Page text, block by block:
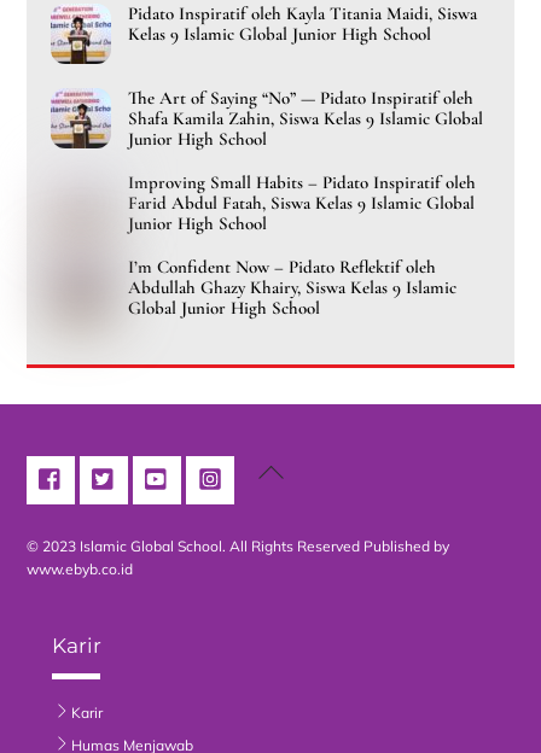
Pidato Inspiratif oleh Kayla Titania Maidi, Siswa
Kelas 9 Islamic Global Junior High School
The Art of Saying “No” — Pidato Inspiratif oleh
Shafa Kamila Zahin, Siswa Kelas 9 Islamic Global
Junior High School
Improving Small Habits – Pidato Inspiratif oleh
Farid Abdul Fatah, Siswa Kelas 9 Islamic Global
Junior High School
I’m Confident Now – Pidato Reflektif oleh
Abdullah Ghazy Khairy, Siswa Kelas 9 Islamic
Global Junior High School
Back
© 2023 Islamic Global School. All Rights Reserved Published by
www.ebyb.co.id
Karir
Karir
Humas Menjawab